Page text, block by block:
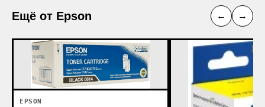
Ещё от Epson ← →
EPSON